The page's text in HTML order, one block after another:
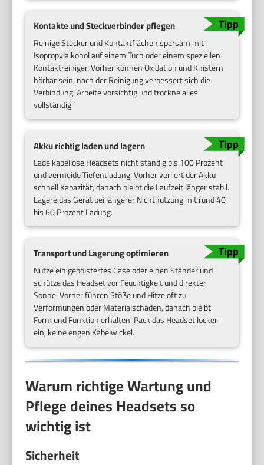
Kontakte und Steckverbinder pflegen
Reinige Stecker und Kontaktflächen sparsam mit
Isopropylalkohol auf einem Tuch oder einem speziellen
Kontaktreiniger. Vorher können Oxidation und Knistern
hörbar sein, nach der Reinigung verbessert sich die
Verbindung. Arbeite vorsichtig und trockne alles
vollständig.
Akku richtig laden und lagern
Lade kabellose Headsets nicht ständig bis 100 Prozent
und vermeide Tiefentladung. Vorher verliert der Akku
schnell Kapazität, danach bleibt die Laufzeit länger stabil.
Lagere das Gerät bei längerer Nichtnutzung mit rund 40
bis 60 Prozent Ladung.
Transport und Lagerung optimieren
Nutze ein gepolstertes Case oder einen Ständer und
schütze das Headset vor Feuchtigkeit und direkter
Sonne. Vorher führen Stöße und Hitze oft zu
Verformungen oder Materialschäden, danach bleibt
Form und Funktion erhalten. Pack das Headset locker
ein, keine engen Kabelwickel.
Warum richtige Wartung und
Pflege deines Headsets so
wichtig ist
Sicherheit